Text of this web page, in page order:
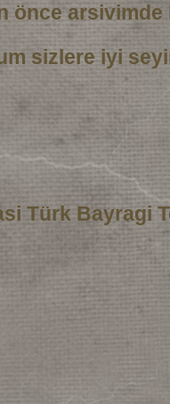
önce arsivimde
sizlere iyi
Türk Bayragi